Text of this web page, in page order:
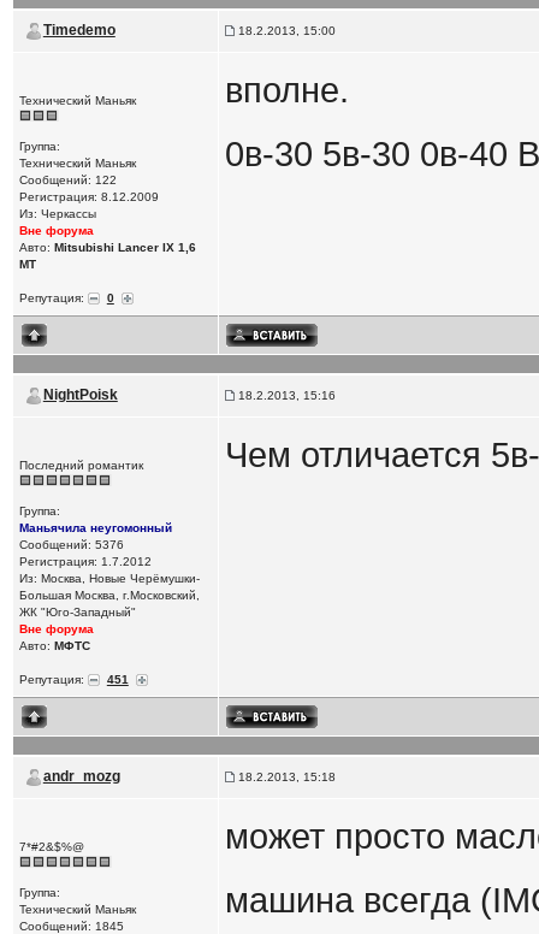
Timedemo 18.2.2013, 15:00
Технический Маньяк
Группа:
Технический Маньяк
Сообщений: 122
Регистрация: 8.12.2009
Из: Черкассы
Вне форума
Авто: Mitsubishi Lancer IX 1,6
MT
Репутация: 0
вполне.
0в-30 5в-30 0в-40
NightPoisk 18.2.2013, 15:16
Последний романтик
Группа:
Маньячила неугомонный
Сообщений: 5376
Регистрация: 1.7.2012
Из: Москва, Новые Черёмушки-
Большая Москва, г.Московский,
ЖК "Юго-Западный"
Вне форума
Авто: МФТС
Репутация: 451
Чем отличается
andr_mozg 18.2.2013, 15:18
7*#2&$%@
Группа:
Технический Маньяк
Сообщений: 1845
может просто
машина всегда